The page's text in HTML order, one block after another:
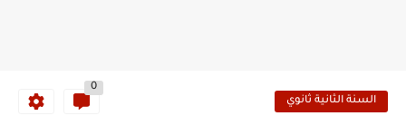
السنة الثانية ثانوي
0